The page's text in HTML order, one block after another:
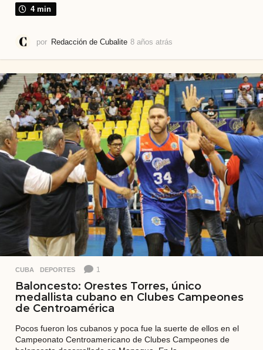
4 min
por Redacción de Cubalite 8 años atrás
o
s
a
r
á
s
CUBA ,DEPORTES 1
Baloncesto: Orestes Torres, único
medallista cubano en Clubes Campeones
de Centroamérica
Pocos fueron los cubanos y poca fue la suerte de ellos en el
Campeonato Centroamericano de Clubes Campeones de